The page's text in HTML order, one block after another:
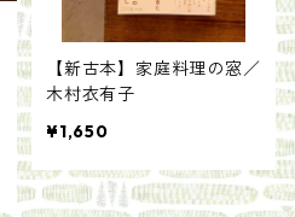
【新古本】家庭料理の窓／
木村衣有子
¥1,650